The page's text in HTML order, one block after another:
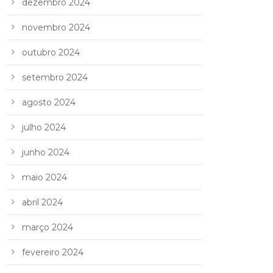
dezembro 2024
novembro 2024
outubro 2024
setembro 2024
agosto 2024
julho 2024
junho 2024
maio 2024
abril 2024
março 2024
fevereiro 2024